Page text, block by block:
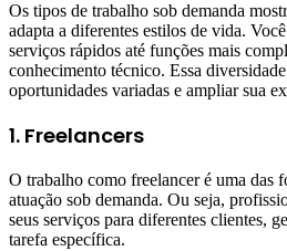
Os tipos de trabalho sob demanda
adapta a diferentes estilos de vida.
serviços rápidos até funções mais
conhecimento técnico. Essa
oportunidades variadas e ampliar sua
1. Freelancers
O trabalho como freelancer é uma das
atuação sob demanda. Ou seja,
seus serviços para diferentes clientes,
tarefa específica.